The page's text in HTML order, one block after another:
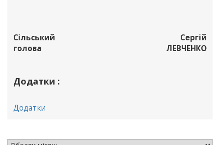
Сільський
голова
Сергій
ЛЕВЧЕНКО
Додатки :
Додатки